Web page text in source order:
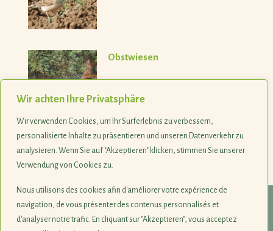
Wir achten Ihre Privatsphäre
Wir verwenden Cookies, um Ihr Surferlebnis zu verbessern,
personalisierte Inhalte zu präsentieren und unseren Datenverkehr zu
analysieren. Wenn Sie auf "Akzeptieren" klicken, stimmen Sie unserer
Verwendung von Cookies zu.
Nous utilisons des cookies afin d'améliorer votre expérience de
navigation, de vous présenter des contenus personnalisés et
d'analyser notre trafic. En cliquant sur "Akzeptieren", vous acceptez
Obstwiesen
© 1990-2026